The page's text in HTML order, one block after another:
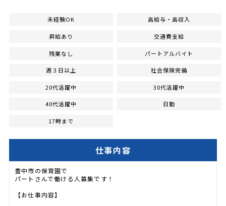
未経験OK 高給与・高収入
昇給あり 交通費支給
残業なし パートアルバイト
週３日以上 社会保険完備
20代活躍中 30代活躍中
40代活躍中 日勤
17時まで
仕事内容
豊中市の保育園で
パートさんで働ける人募集です！
【お仕事内容】